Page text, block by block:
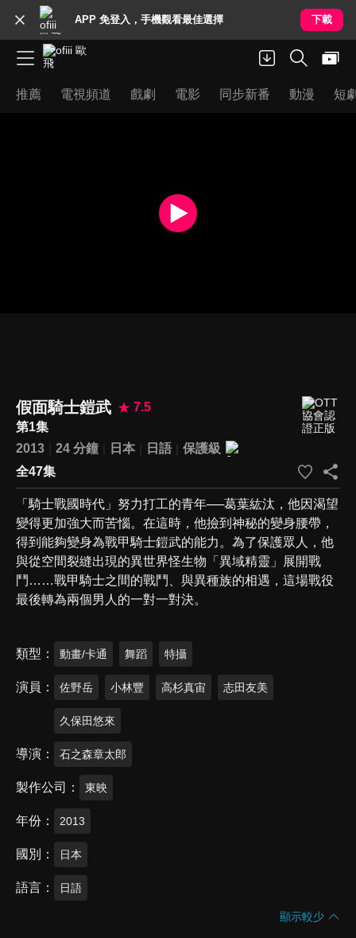
APP 免登入，手機觀看最佳選擇 下載
推薦 電視頻道 戲劇 電影 同步新番 動漫 短
假面騎士鎧武
7.5
第1集
2013
24 分鐘 日本 日語
保護級
全47集
「騎士戰國時代」努力打工的青年──葛葉紘汰，他因渴望
變得更加強大而苦惱。在這時，他撿到神秘的變身腰帶，
得到能夠變身為戰甲騎士鎧武的能力。為了保護眾人，他
與從空間裂縫出現的異世界怪生物「異域精靈」展開戰
鬥……戰甲騎士之間的戰鬥、與異種族的相遇，這場戰役
最後轉為兩個男人的一對一對決。
類型 動畫/卡通 舞蹈 特攝
演員 佐野岳 小林豐 高杉真宙 志田友美
久保田悠來
導演 石之森章太郎
製作公司 東映
年份 2013
國別 日本
語言 日語
顯示較少